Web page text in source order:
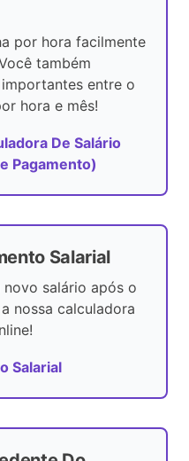
por hora facilmente
também
entre o
hora e mês!
De Salário
Pagamento)
Salarial
salário após o
nossa calculadora
Salarial